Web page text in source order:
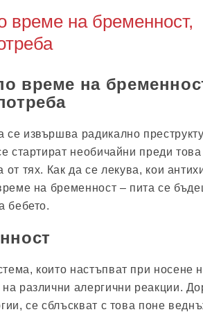
време на бременност,
време на
извършва радикално
стартират необичайни преди
тях. Как да се лекува, кои
на бременност – пита се
бебето.
които настъпват при носене
различни алергични реакции.
се сблъскват с това поне